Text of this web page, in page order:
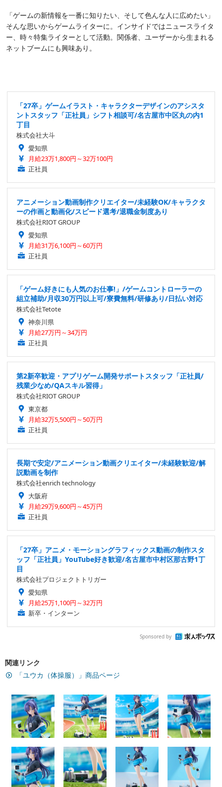
「ゲームの新情報を一番に知りたい、そして色んな人に広めたい」
そんな思いからゲームライターに。インサイドではニュースライタ
ー、時々特集ライターとして活動。関係者、ユーザーから生まれる
ネットブームにも興味あり。
「27卒」ゲームイラスト・キャラクターデザインのアシスタ
ントスタッフ「正社員」シフト相談可/名古屋市中区丸の内1
丁目
株式会社大斗
愛知県
月給23万1,800円～32万100円
正社員
アニメーション動画制作クリエイター/未経験OK/キャラクタ
ーの作画と動画化/スピード選考/退職金制度あり
株式会社RIOT GROUP
愛知県
月給31万6,100円～60万円
正社員
「ゲーム好きにも人気のお仕事!」/ゲームコントローラーの
組立補助/月収30万円以上可/寮費無料/研修あり/日払い対応
株式会社Tetote
神奈川県
月給27万円～34万円
正社員
第2新卒歓迎・アプリゲーム開発サポートスタッフ「正社員/
残業少なめ/QAスキル習得」
株式会社RIOT GROUP
東京都
月給32万5,500円～50万円
正社員
長期で安定/アニメーション動画クリエイター/未経験歓迎/解
説動画を制作
株式会社enrich technology
大阪府
月給29万9,600円～45万円
正社員
「27卒」アニメ・モーショングラフィックス動画の制作スタ
ッフ「正社員」YouTube好き歓迎/名古屋市中村区那古野1丁
目
株式会社プロジェクトトリガー
愛知県
月給25万1,100円～32万円
新卒・インターン
Sponsored by
関連リンク
「ユウカ（体操服）」商品ページ